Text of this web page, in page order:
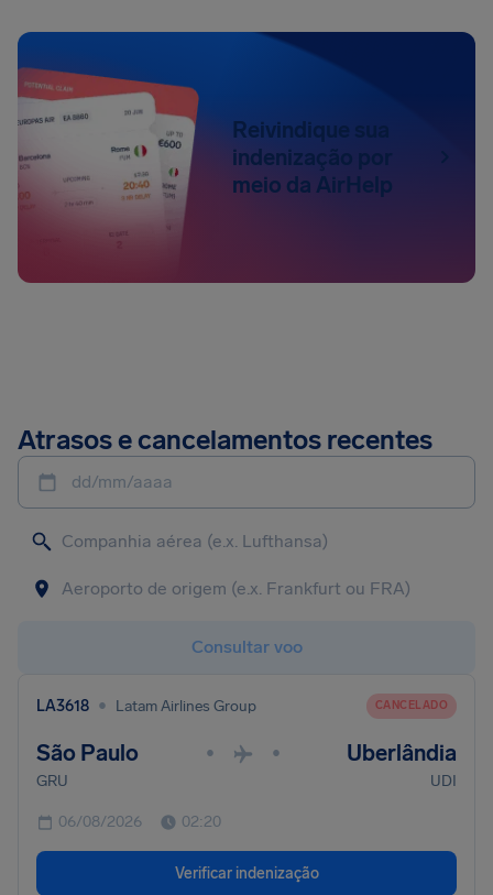
Reivindique sua
indenização por
meio da AirHelp
Atrasos e cancelamentos recentes
dd/mm/aaaa
Consultar voo
LA3618 • Latam Airlines Group CANCELADO
São Paulo • • Uberlândia
GRU UDI
06/08/2026 02:20
Verificar indenização